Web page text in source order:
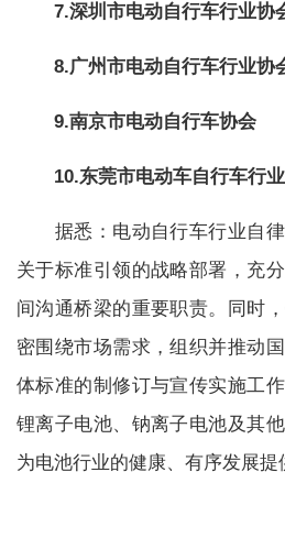
7.深圳市电动自行车行业协
8.广州市电动自行车行业协
9.南京市电动自行车协会
10.东莞市电动车自行车行业
据悉：电动自行车行业自律
关于标准引领的战略部署，充
间沟通桥梁的重要职责。同时
密围绕市场需求，组织并推动
体标准的制修订与宣传实施工
锂离子电池、钠离子电池及其
为电池行业的健康、有序发展提